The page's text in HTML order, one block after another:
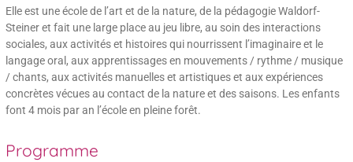
Elle est une école de l’art et de la nature, de la pédagogie Waldorf-
Steiner et fait une large place au jeu libre, au soin des interactions
sociales, aux activités et histoires qui nourrissent l’imaginaire et le
langage oral, aux apprentissages en mouvements / rythme / musique
/ chants, aux activités manuelles et artistiques et aux expériences
concrètes vécues au contact de la nature et des saisons. Les enfants
font 4 mois par an l’école en pleine forêt.
Programme